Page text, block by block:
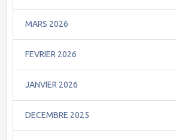
MARS 2026
FEVRIER 2026
JANVIER 2026
DECEMBRE 2025